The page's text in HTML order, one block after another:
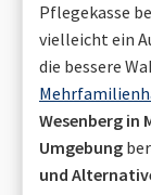
Pflegekasse
vielleicht ein
die bessere
Wesenberg in
Umgebung
und